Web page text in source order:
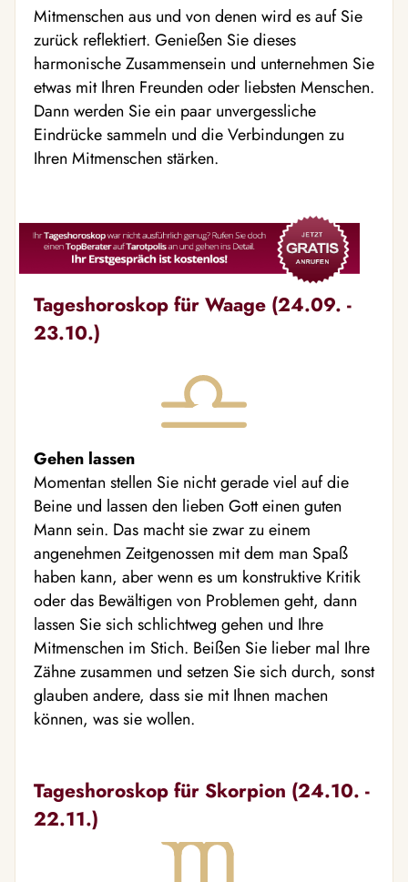
Mitmenschen aus und von denen wird es auf Sie
zurück reflektiert. Genießen Sie dieses
harmonische Zusammensein und unternehmen Sie
etwas mit Ihren Freunden oder liebsten Menschen.
Dann werden Sie ein paar unvergessliche
Eindrücke sammeln und die Verbindungen zu
Ihren Mitmenschen stärken.
Tageshoroskop für Waage (24.09. -
23.10.)
Gehen lassen
Momentan stellen Sie nicht gerade viel auf die
Beine und lassen den lieben Gott einen guten
Mann sein. Das macht sie zwar zu einem
angenehmen Zeitgenossen mit dem man Spaß
haben kann, aber wenn es um konstruktive Kritik
oder das Bewältigen von Problemen geht, dann
lassen Sie sich schlichtweg gehen und Ihre
Mitmenschen im Stich. Beißen Sie lieber mal Ihre
Zähne zusammen und setzen Sie sich durch, sonst
glauben andere, dass sie mit Ihnen machen
können, was sie wollen.
Tageshoroskop für Skorpion (24.10. -
22.11.)